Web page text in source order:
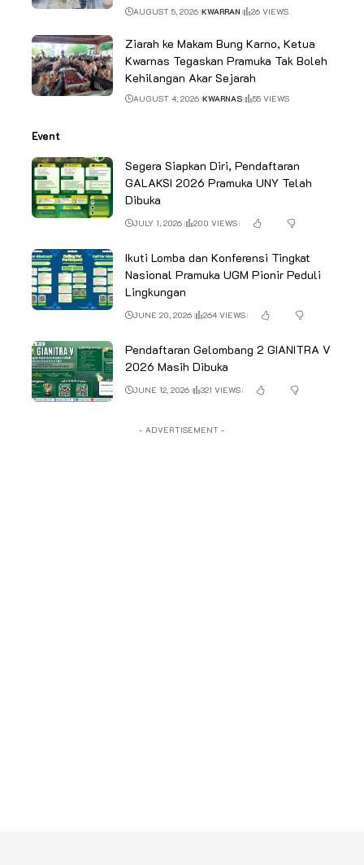
AUGUST 5, 2026 KWARRAN 26 VIEWS
Ziarah ke Makam Bung Karno, Ketua
Kwarnas Tegaskan Pramuka Tak Boleh
Kehilangan Akar Sejarah
AUGUST 4, 2026 KWARNAS 55 VIEWS
Event
Segera Siapkan Diri, Pendaftaran
GALAKSI 2026 Pramuka UNY Telah
Dibuka
JULY 1, 2026 200 VIEWS
Ikuti Lomba dan Konferensi Tingkat
Nasional Pramuka UGM Pionir Peduli
Lingkungan
JUNE 20, 2026 264 VIEWS
Pendaftaran Gelombang 2 GIANITRA V
2026 Masih Dibuka
JUNE 12, 2026 321 VIEWS
- ADVERTISEMENT -